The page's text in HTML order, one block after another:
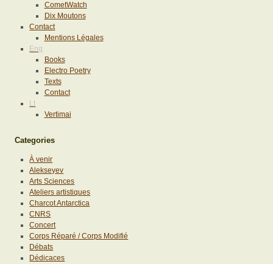
CometWatch
Dix Moutons
Contact
Mentions Légales
Eng
Books
Electro Poetry
Texts
Contact
Lt
Vertimai
Categories
À venir
Alekseyev
Arts Sciences
Ateliers artistiques
Charcot Antarctica
CNRS
Concert
Corps Réparé / Corps Modifié
Débats
Dédicaces